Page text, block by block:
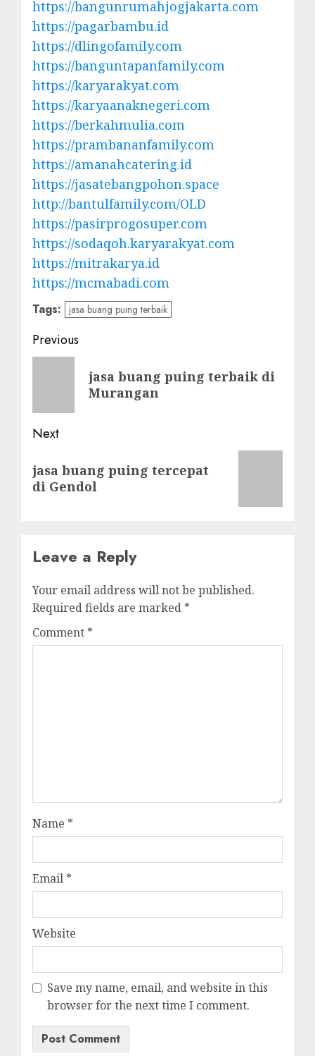
https://bangunrumahjogjakarta.com
https://pagarbambu.id
https://dlingofamily.com
https://banguntapanfamily.com
https://karyarakyat.com
https://karyaanaknegeri.com
https://berkahmulia.com
https://prambananfamily.com
https://amanahcatering.id
https://jasatebangpohon.space
http://bantulfamily.com/OLD
https://pasirprogosuper.com
https://sodaqoh.karyarakyat.com
https://mitrakarya.id
https://mcmabadi.com
Tags: jasa buang puing terbaik
Post
navigation
Previous
jasa buang puing terbaik di
Murangan
Next
post:
jasa buang puing tercepat
di Gendol
Leave a Reply
Your email address will not be published.
Required fields are marked *
Comment *
Name *
Email *
Website
Save my name, email, and website in this
browser for the next time I comment.